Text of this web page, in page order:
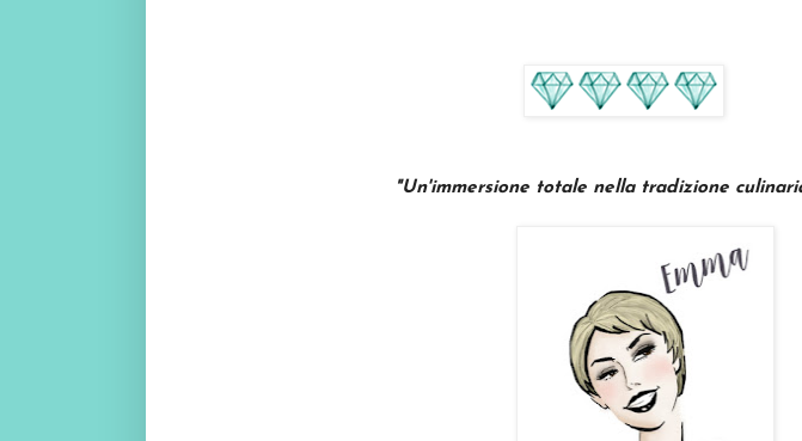
"Un'immersione totale nella tradizione